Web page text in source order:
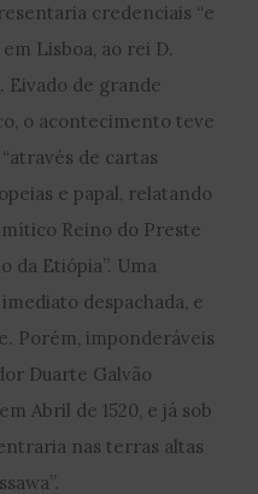
credenciais “e
Lisboa, ao rei D.
Eivado de grande
o acontecimento teve
de cartas
e papal, relatando
Reino do Preste
da Etiópia”. Uma
despachada, e
Porém, imponderáveis
Duarte Galvão
Abril de 1520, e já sob
nas terras altas